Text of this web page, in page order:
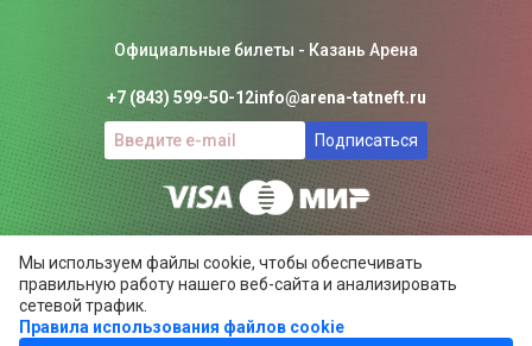
Официальные билеты - Казань Арена
+7 (843) 599-50-12info@arena-tatneft.ru
Подписаться
Казань Арены.
Положение об общих правилах
ARENA-TATNEFT.RU ©
Мы используем файлы cookie, чтобы обеспечивать
правильную работу нашего веб-сайта и анализировать
сетевой трафик.
Правила использования файлов cookie